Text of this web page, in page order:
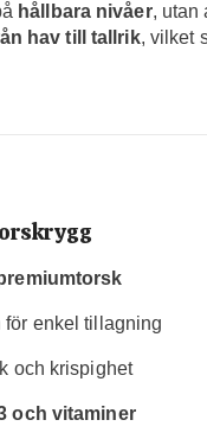
hållbara nivåer, utan
hav till tallrik, vilket
för enkel tillagning
och krispighet
och vitaminer